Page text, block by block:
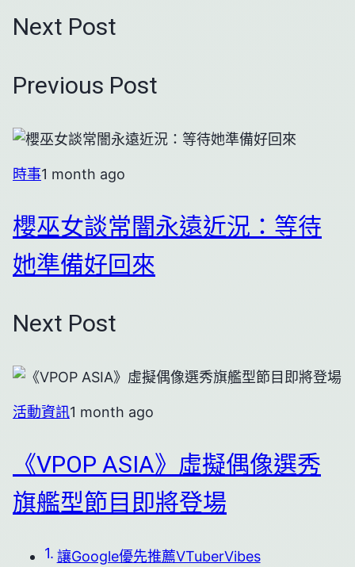
Next Post
Previous Post
時事1 month ago
櫻巫女談常闇永遠近況：等待
她準備好回來
Next Post
活動資訊1 month ago
《VPOP ASIA》虛擬偶像選秀
旗艦型節目即將登場
讓Google優先推薦VTuberVibes